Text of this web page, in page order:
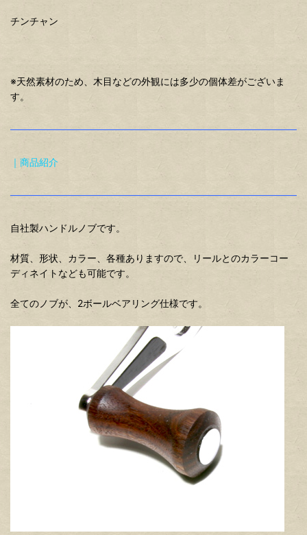
チンチャン
※天然素材のため、木目などの外観には多少の個体差がございま
す。
｜商品紹介
自社製ハンドルノブです。
材質、形状、カラー、各種ありますので、リールとのカラーコー
ディネイトなども可能です。
全てのノブが、2ボールベアリング仕様です。